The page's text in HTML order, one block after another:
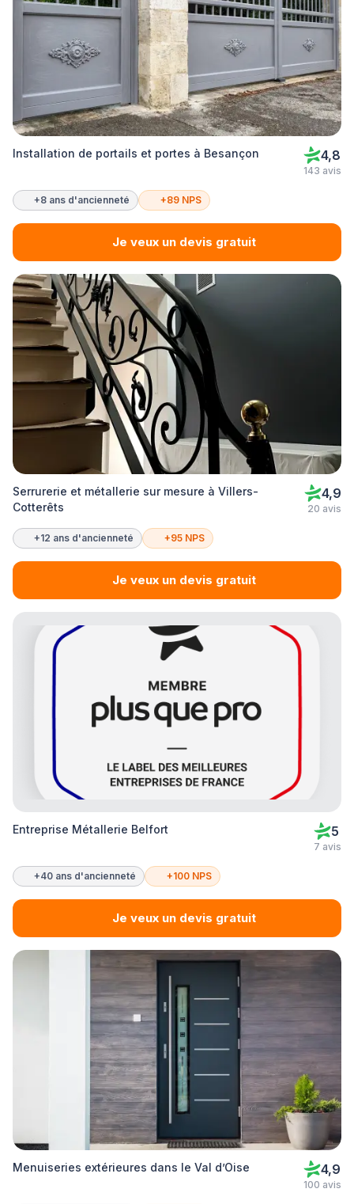
Installation de portails et portes à Besançon 4,8
143 avis
+8 ans d'ancienneté +89 NPS
Je veux un devis gratuit
Serrurerie et métallerie sur mesure à Villers-
Cotterêts
4,9
20 avis
+12 ans d'ancienneté +95 NPS
Je veux un devis gratuit
Entreprise Métallerie Belfort 5
7 avis
+40 ans d'ancienneté +100 NPS
Je veux un devis gratuit
Menuiseries extérieures dans le Val d’Oise 4,9
100 avis